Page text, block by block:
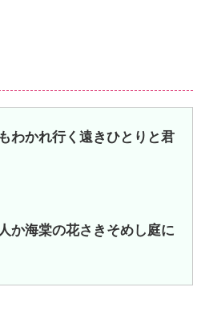
わかれ行く遠きひとりと君
か海棠の花さきそめし庭に